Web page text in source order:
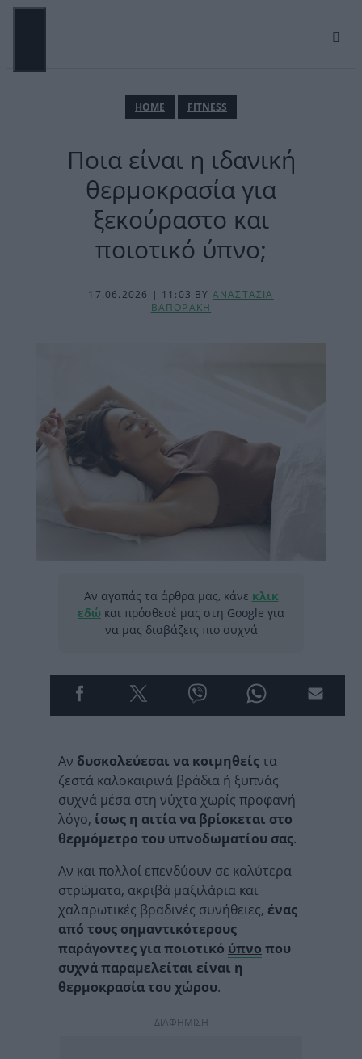
Μετάβαση
ΗΟΜΕ FITNESS
Ποια είναι η ιδανική
θερμοκρασία για
ξεκούραστο και
ποιοτικό ύπνο;
17.06.2026 | 11:03 BY ΑΝΑΣΤΑΣΙΑ
ΒΑΠΟΡΑΚΗ
Αν αγαπάς τα άρθρα μας, κάνε κλικ
εδώ και πρόσθεσέ μας στη Google για
να μας διαβάζεις πιο συχνά
Αν δυσκολεύεσαι να κοιμηθείςτα
ζεστά καλοκαιρινά βράδια ή ξυπνάς
συχνά μέσα στη νύχτα χωρίς προφανή
λόγο, ίσως η αιτία να βρίσκεται στο
θερμόμετρο του υπνοδωματίου σας.
Αν και πολλοί επενδύουν σε καλύτερα
στρώματα, ακριβά μαξιλάρια και
χαλαρωτικές βραδινές συνήθειες, ένας
από τους σημαντικότερους
παράγοντες για ποιοτικό ύπνο που
συχνά παραμελείται είναι η
θερμοκρασία του χώρου.
ΔΙΑΦΗΜΙΣΗ